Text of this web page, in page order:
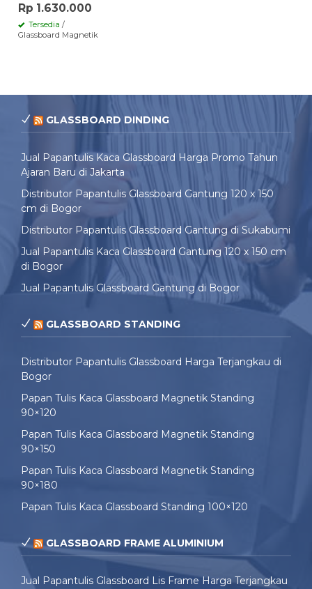
Rp 1.630.000
Tersedia /
Glassboard Magnetik
GLASSBOARD DINDING
Jual Papantulis Kaca Glassboard Harga Promo Tahun
Ajaran Baru di Jakarta
Distributor Papantulis Glassboard Gantung 120 x 150
cm di Bogor
Distributor Papantulis Glassboard Gantung di Sukabumi
Jual Papantulis Kaca Glassboard Gantung 120 x 150 cm
di Bogor
Jual Papantulis Glassboard Gantung di Bogor
GLASSBOARD STANDING
Distributor Papantulis Glassboard Harga Terjangkau di
Bogor
Papan Tulis Kaca Glassboard Magnetik Standing
90×120
Papan Tulis Kaca Glassboard Magnetik Standing
90×150
Papan Tulis Kaca Glassboard Magnetik Standing
90×180
Papan Tulis Kaca Glassboard Standing 100×120
GLASSBOARD FRAME ALUMINIUM
Jual Papantulis Glassboard Lis Frame Harga Terjangkau